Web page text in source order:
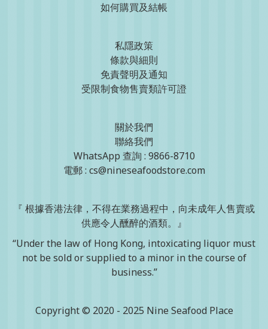
如何購買及結帳
私隱政策
條款與細則
免責聲明及通知
受限制食物售賣類許可證
關於我們
聯絡我們
WhatsApp 查詢 : 9866-8710
電郵 : cs@nineseafoodstore.com
『 根據香港法律，不得在業務過程中，向未成年人售賣或
供應令人醺醉的酒類。』
“Under the law of Hong Kong, intoxicating liquor must
not be sold or supplied to a minor in the course of
business.”
Copyright © 2020 - 2025 Nine Seafood Place